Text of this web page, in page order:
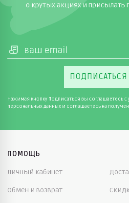
о крутых акциях и присылать
ПОДПИСАТЬСЯ
Нажимая кнопку Подписаться вы соглашаетесь с
персональных данных и соглашаетесь на
ПОМОЩЬ
Личный кабинет
Обмен и возврат